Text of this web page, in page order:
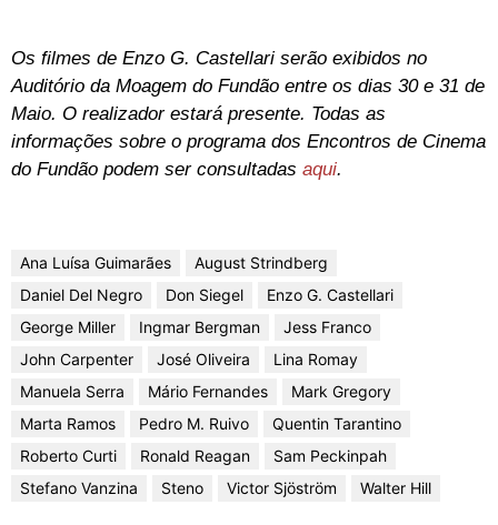
Os filmes de Enzo G. Castellari serão exibidos no
Auditório da Moagem do Fundão entre os dias 30 e 31 de
Maio. O realizador estará presente. Todas as
informações sobre o programa dos Encontros de Cinema
do Fundão podem ser consultadas aqui.
Ana Luísa Guimarães
August Strindberg
Daniel Del Negro
Don Siegel
Enzo G. Castellari
George Miller
Ingmar Bergman
Jess Franco
John Carpenter
José Oliveira
Lina Romay
Manuela Serra
Mário Fernandes
Mark Gregory
Marta Ramos
Pedro M. Ruivo
Quentin Tarantino
Roberto Curti
Ronald Reagan
Sam Peckinpah
Stefano Vanzina
Steno Victor Sjöström Walter Hill